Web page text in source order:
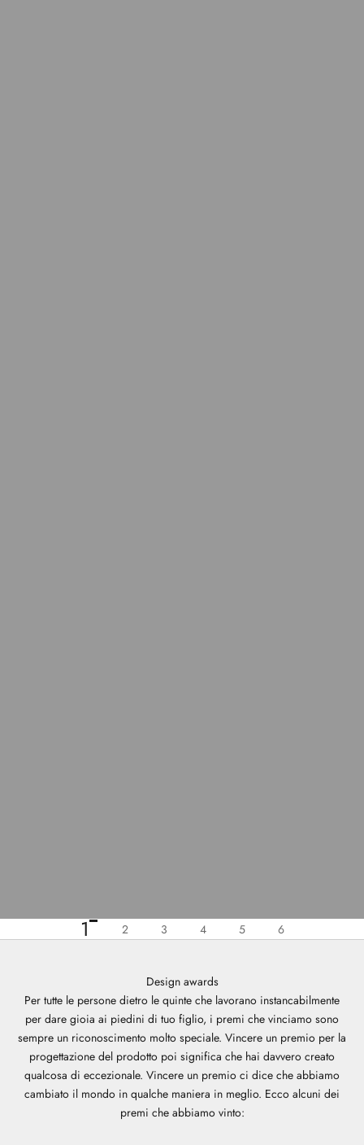
1 2 3 4 5 6
Design awards
Per tutte le persone dietro le quinte che lavorano instancabilmente
per dare gioia ai piedini di tuo figlio, i premi che vinciamo sono
sempre un riconoscimento molto speciale. Vincere un premio per la
progettazione del prodotto poi significa che hai davvero creato
qualcosa di eccezionale. Vincere un premio ci dice che abbiamo
cambiato il mondo in qualche maniera in meglio. Ecco alcuni dei
premi che abbiamo vinto: